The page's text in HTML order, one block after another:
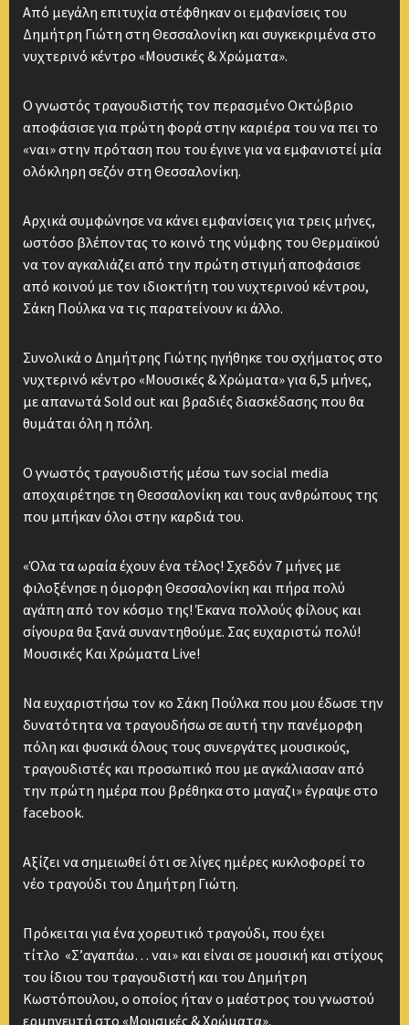
Από μεγάλη επιτυχία στέφθηκαν οι εμφανίσεις του
Δημήτρη Γιώτη στη Θεσσαλονίκη και συγκεκριμένα στο
νυχτερινό κέντρο «Μουσικές & Χρώματα».
Ο γνωστός τραγουδιστής τον περασμένο Οκτώβριο
αποφάσισε για πρώτη φορά στην καριέρα του να πει το
«ναι» στην πρόταση που του έγινε για να εμφανιστεί μία
ολόκληρη σεζόν στη Θεσσαλονίκη.
Αρχικά συμφώνησε να κάνει εμφανίσεις για τρεις μήνες,
ωστόσο βλέποντας το κοινό της νύμφης του Θερμαϊκού
να τον αγκαλιάζει από την πρώτη στιγμή αποφάσισε
από κοινού με τον ιδιοκτήτη του νυχτερινού κέντρου,
Σάκη Πούλκα να τις παρατείνουν κι άλλο.
Συνολικά ο Δημήτρης Γιώτης ηγήθηκε του σχήματος στο
νυχτερινό κέντρο «Μουσικές & Χρώματα» για 6,5 μήνες,
με απανωτά Sold out και βραδιές διασκέδασης που θα
θυμάται όλη η πόλη.
Ο γνωστός τραγουδιστής μέσω των social media
αποχαιρέτησε τη Θεσσαλονίκη και τους ανθρώπους της
που μπήκαν όλοι στην καρδιά του.
«Όλα τα ωραία έχουν ένα τέλος! Σχεδόν 7 μήνες με
φιλοξένησε η όμορφη Θεσσαλονίκη και πήρα πολύ
αγάπη από τον κόσμο της! Έκανα πολλούς φίλους και
σίγουρα θα ξανά συναντηθούμε. Σας ευχαριστώ πολύ!
Μουσικές Και Χρώματα Live!
Να ευχαριστήσω τον κο Σάκη Πούλκα που μου έδωσε την
δυνατότητα να τραγουδήσω σε αυτή την πανέμορφη
πόλη και φυσικά όλους τους συνεργάτες μουσικούς,
τραγουδιστές και προσωπικό που με αγκάλιασαν από
την πρώτη ημέρα που βρέθηκα στο μαγαζι» έγραψε στο
facebook.
Αξίζει να σημειωθεί ότι σε λίγες ημέρες κυκλοφορεί το
νέο τραγούδι του Δημήτρη Γιώτη.
Πρόκειται για ένα χορευτικό τραγούδι, που έχει
τίτλο «Σ’αγαπάω… ναι» και είναι σε μουσική και στίχους
του ίδιου του τραγουδιστή και του Δημήτρη
Κωστόπουλου, ο οποίος ήταν ο μαέστρος του γνωστού
ερμηνευτή στο «Μουσικές & Χρώματα».